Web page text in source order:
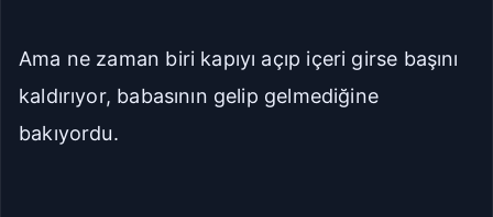
Ama ne zaman biri kapıyı açıp içeri girse başını
kaldırıyor, babasının gelip gelmediğine
bakıyordu.